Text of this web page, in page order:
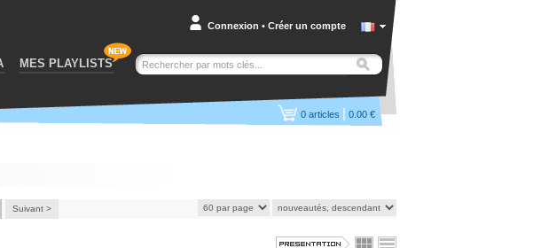
MES PLAYLISTS
Connexion • Créer un compte
0 articles | 0.00 €
Suivant >